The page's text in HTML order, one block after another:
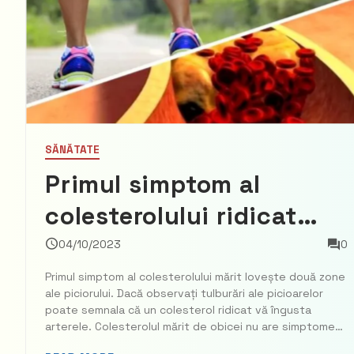
SĂNĂTATE
Primul simptom al
colesterolului ridicat
lovește două zone ale
piciorului
04/10/2023 0
Primul simptom al colesterolului mărit lovește două zone
ale piciorului. Dacă observați tulburări ale picioarelor
poate semnala că un colesterol ridicat vă îngusta
arterele. Colesterolul mărit de obicei nu are simptome